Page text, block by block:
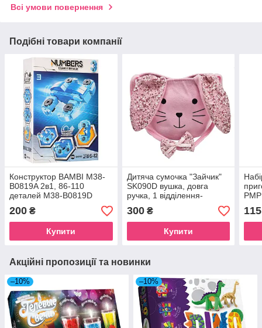
Всі умови повернення
Подібні товари компанії
Конструктор BAMBI M38-
B0819A 2в1, 86-110
деталей M38-B0819D
200 ₴
Купити
Дитяча сумочка "Зайчик"
SK090D вушка, довга
ручка, 1 відділення-
липучка
300₴
Купити
115
Акційні пропозиції та новинки
–10% –10%